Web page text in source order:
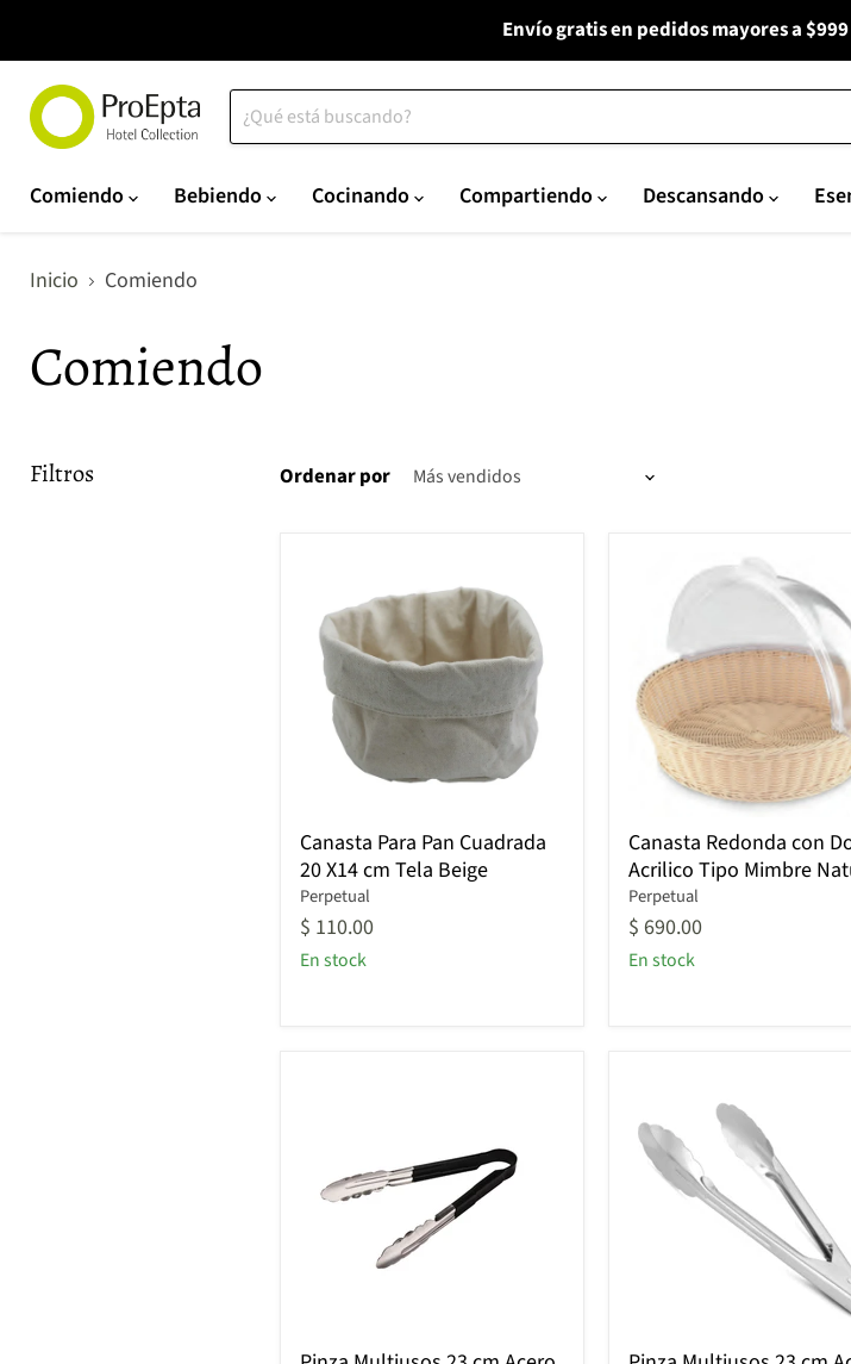
Envío gratis en pedidos mayores a
Comiendo
Bebiendo Cocinando Compartiendo Descansando
Inicio Comiendo
Comiendo
Filtros Ordenar por
Canasta
Para
Pan
Cuadrada
20
X14
cm
Canasta Para Pan Cuadrada
20 X14 cm Tela Beige
Perpetual
$ 110.00
En stock
Canasta
Redonda
con
Domo
Acrilico
Tipo
Mimbre
Canasta Redonda con
Acrilico Tipo Mimbre
Perpetual
$ 690.00
En stock
Pinza
Pinza